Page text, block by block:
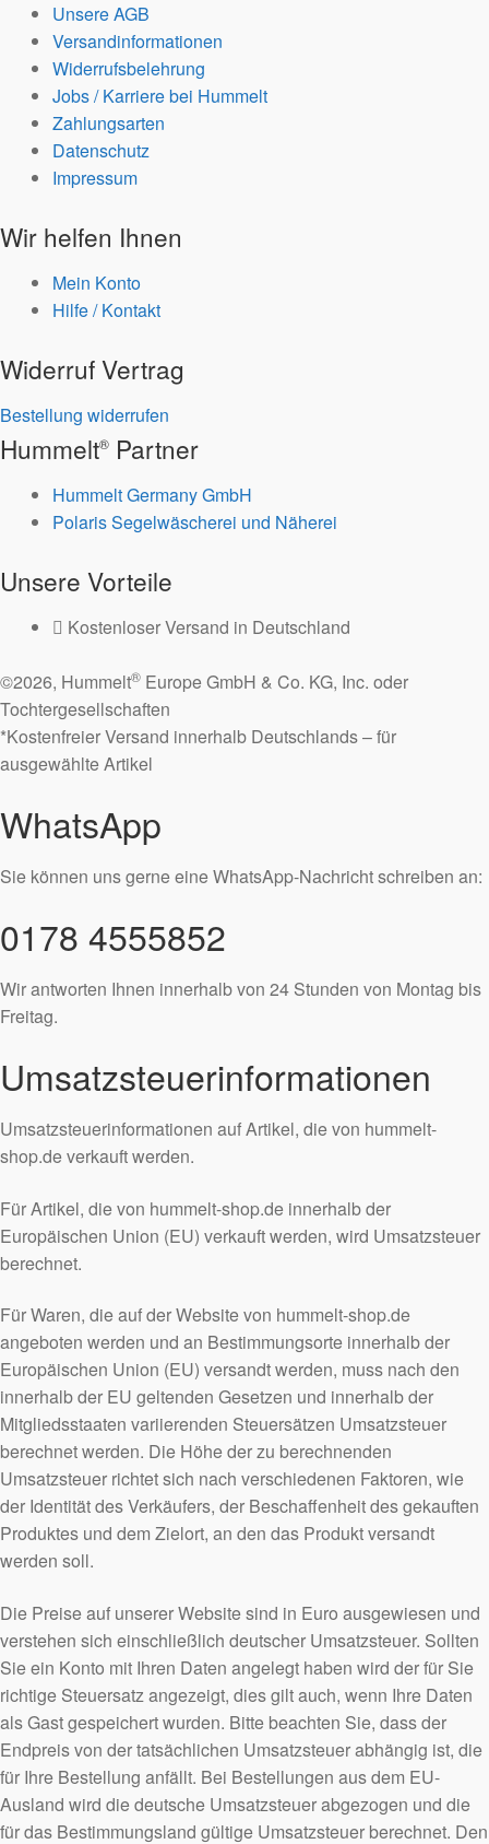
Unsere AGB
Versandinformationen
Widerrufsbelehrung
Jobs / Karriere bei Hummelt
Zahlungsarten
Datenschutz
Impressum
Wir helfen Ihnen
Mein Konto
Hilfe / Kontakt
Widerruf Vertrag
Bestellung widerrufen
Hummelt® Partner
Hummelt Germany GmbH
Polaris Segelwäscherei und Näherei
Unsere Vorteile
Kostenloser Versand in Deutschland
©2026, Hummelt® Europe GmbH & Co. KG, Inc. oder
Tochtergesellschaften
*Kostenfreier Versand innerhalb Deutschlands – für
ausgewählte Artikel
WhatsApp
Sie können uns gerne eine WhatsApp-Nachricht schreiben an:
0178 4555852
Wir antworten Ihnen innerhalb von 24 Stunden von Montag bis
Freitag.
Umsatzsteuerinformationen
Umsatzsteuerinformationen auf Artikel, die von hummelt-
shop.de verkauft werden.
Für Artikel, die von hummelt-shop.de innerhalb der
Europäischen Union (EU) verkauft werden, wird Umsatzsteuer
berechnet.
Für Waren, die auf der Website von hummelt-shop.de
angeboten werden und an Bestimmungsorte innerhalb der
Europäischen Union (EU) versandt werden, muss nach den
innerhalb der EU geltenden Gesetzen und innerhalb der
Mitgliedsstaaten variierenden Steuersätzen Umsatzsteuer
berechnet werden. Die Höhe der zu berechnenden
Umsatzsteuer richtet sich nach verschiedenen Faktoren, wie
der Identität des Verkäufers, der Beschaffenheit des gekauften
Produktes und dem Zielort, an den das Produkt versandt
werden soll.
Die Preise auf unserer Website sind in Euro ausgewiesen und
verstehen sich einschließlich deutscher Umsatzsteuer. Sollten
Sie ein Konto mit Ihren Daten angelegt haben wird der für Sie
richtige Steuersatz angezeigt, dies gilt auch, wenn Ihre Daten
als Gast gespeichert wurden. Bitte beachten Sie, dass der
Endpreis von der tatsächlichen Umsatzsteuer abhängig ist, die
für Ihre Bestellung anfällt. Bei Bestellungen aus dem EU-
Ausland wird die deutsche Umsatzsteuer abgezogen und die
für das Bestimmungsland gültige Umsatzsteuer berechnet. Den